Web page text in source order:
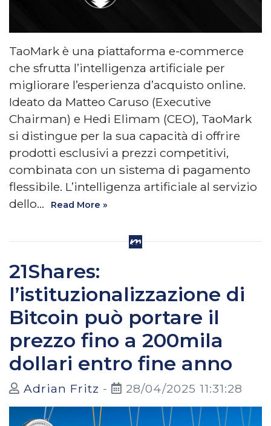
TaoMark è una piattaforma e-commerce
che sfrutta l’intelligenza artificiale per
migliorare l’esperienza d’acquisto online.
Ideato da Matteo Caruso (Executive
Chairman) e Hedi Elimam (CEO), TaoMark
si distingue per la sua capacità di offrire
prodotti esclusivi a prezzi competitivi,
combinata con un sistema di pagamento
flessibile. L’intelligenza artificiale al servizio
dello…
Read More »
21Shares:
l’istituzionalizzazione di
Bitcoin può portare il
prezzo fino a 200mila
dollari entro fine anno
Adrian Fritz - 28/04/2025 11:31:28